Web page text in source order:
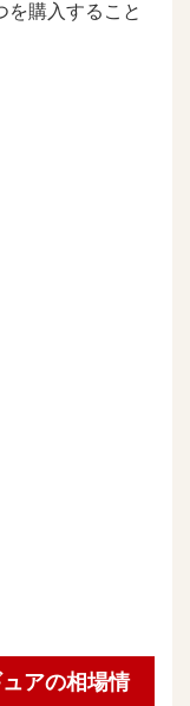
を購入すること
アの相場情